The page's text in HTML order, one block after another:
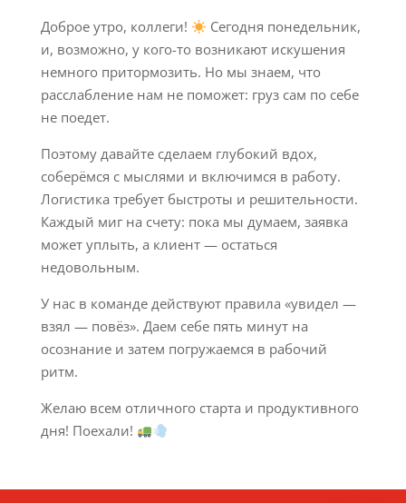
Доброе утро, коллеги!
Сегодня понедельник,
и, возможно, у кого-то возникают искушения
немного притормозить. Но мы знаем, что
расслабление нам не поможет: груз сам по себе
не поедет.
Поэтому давайте сделаем глубокий вдох,
соберёмся с мыслями и включимся в работу.
Логистика требует быстроты и решительности.
Каждый миг на счету: пока мы думаем, заявка
может уплыть, а клиент — остаться
недовольным.
У нас в команде действуют правила «увидел —
взял — повёз». Даем себе пять минут на
осознание и затем погружаемся в рабочий
ритм.
Желаю всем отличного старта и продуктивного
дня! Поехали!